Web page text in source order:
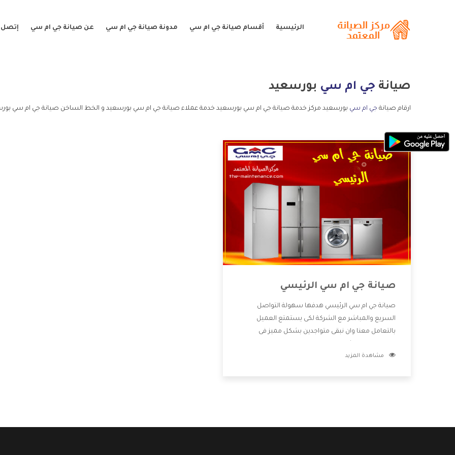
الرئيسية أقسام صيانة جي ام سي مدونة صيانة جي ام سي عن صيانة جي ام سي إتصل
صيانة جي ام سي بورسعيد
ارقام صيانة جي ام سي بورسعيد مركز خدمة صيانة جي ام سي بورسعيد خدمة عملاء صيانة جي ام سي بورسعيد و الخط الساخن صيانة جي ام سي
صيانة جي ام سي الرئيسي
صيانة جي ام سي الرئيسي هدفها سهولة التواصل
السريع والمباشر مع الشركة لكى يستمتع العميل
بالتعامل معنا وان نبقى متواجدين بشكل مميز فى
للعميل وان يستمتع بالخدمات التى تنفرد الشركة بها
مشاهدة المزيد